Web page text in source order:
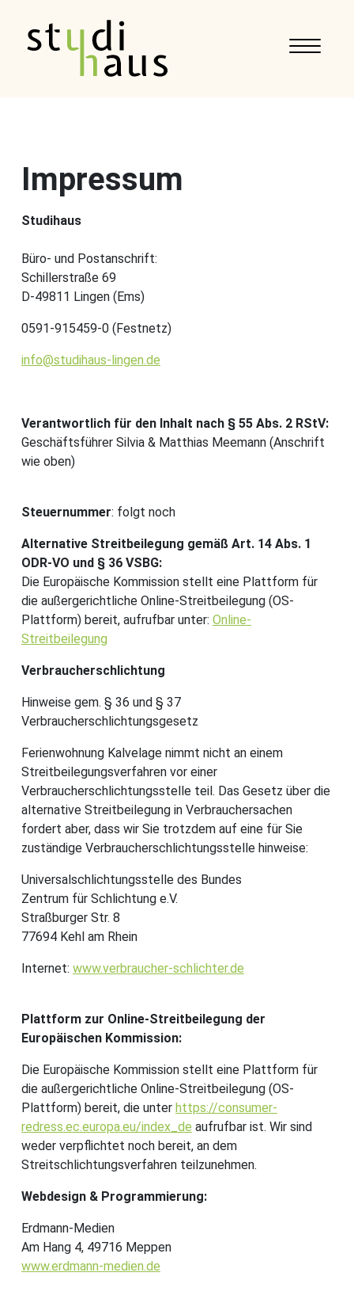
Impressum
Studihaus
Büro- und Postanschrift:
Schillerstraße 69
D-49811 Lingen (Ems)
0591-915459-0(Festnetz)
info@studihaus-lingen.de
Verantwortlich für den Inhalt nach § 55 Abs. 2 RStV:
Geschäftsführer Silvia & Matthias Meemann (Anschrift
wie oben)
Steuernummer: folgt noch
Alternative Streitbeilegung gemäß Art. 14 Abs. 1
ODR-VO und § 36 VSBG:
Die Europäische Kommission stellt eine Plattform für
die außergerichtliche Online-Streitbeilegung (OS-
Plattform) bereit, aufrufbar unter: Online-
Streitbeilegung
Verbraucherschlichtung
Hinweise gem. § 36 und § 37
Verbraucherschlichtungsgesetz
Ferienwohnung Kalvelage nimmt nicht an einem
Streitbeilegungsverfahren vor einer
Verbraucherschlichtungsstelle teil. Das Gesetz über die
alternative Streitbeilegung in Verbrauchersachen
fordert aber, dass wir Sie trotzdem auf eine für Sie
zuständige Verbraucherschlichtungsstelle hinweise:
Universalschlichtungsstelle des Bundes
Zentrum für Schlichtung e.V.
Straßburger Str. 8
77694 Kehl am Rhein
Internet: www.verbraucher-schlichter.de
Plattform zur Online-Streitbeilegung der
Europäischen Kommission:
Die Europäische Kommission stellt eine Plattform für
die außergerichtliche Online-Streitbeilegung (OS-
Plattform) bereit, die unter https://consumer-
redress.ec.europa.eu/index_de aufrufbar ist. Wir sind
weder verpflichtet noch bereit, an dem
Streitschlichtungsverfahren teilzunehmen.
Webdesign & Programmierung:
Erdmann-Medien
Am Hang 4, 49716 Meppen
www.erdmann-medien.de